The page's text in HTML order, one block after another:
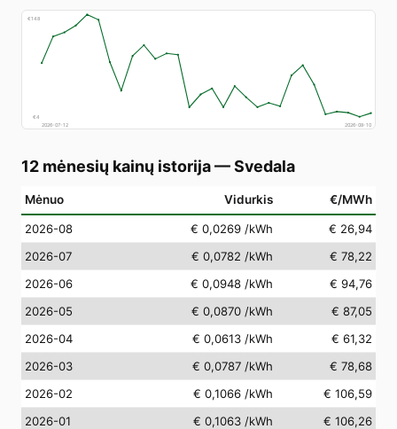
€148
€4
2026-07-12
2026-08-10
12 mėnesių kainų istorija—Svedala
Mėnuo Vidurkis €/MWh
2026-08 € 0,0269 /kWh
€ 26,94
2026-07
€ 0,0782 /kWh
€ 78,22
2026-06
€ 0,0948 /kWh
€ 94,76
2026-05
€ 0,0870 /kWh
€ 87,05
2026-04
€ 0,0613 /kWh
€ 61,32
2026-03
€ 0,0787 /kWh
€ 78,68
2026-02
€ 0,1066 /kWh
€ 106,59
2026-01
€ 0,1063 /kWh
€ 106,26